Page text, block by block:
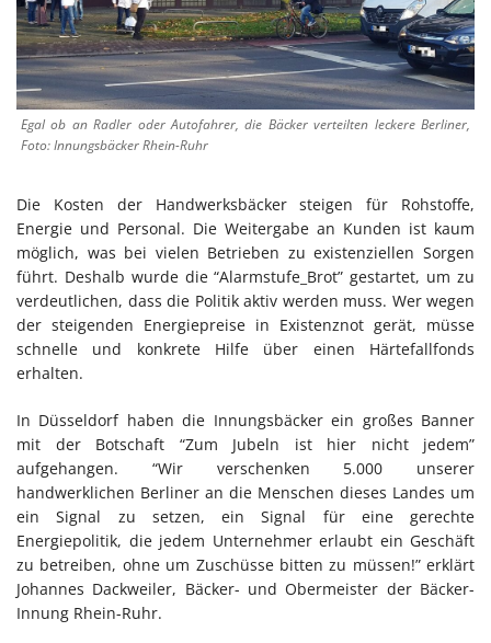
Egal ob an Radler oder Autofahrer, die Bäcker verteilten leckere Berliner,
Foto: Innungsbäcker Rhein-Ruhr
Die Kosten der Handwerksbäcker steigen für Rohstoffe,
Energie und Personal. Die Weitergabe an Kunden ist kaum
möglich, was bei vielen Betrieben zu existenziellen Sorgen
führt. Deshalb wurde die “Alarmstufe_Brot” gestartet, um zu
verdeutlichen, dass die Politik aktiv werden muss. Wer wegen
der steigenden Energiepreise in Existenznot gerät, müsse
schnelle und konkrete Hilfe über einen Härtefallfonds
erhalten.
In Düsseldorf haben die Innungsbäcker ein großes Banner
mit der Botschaft “Zum Jubeln ist hier nicht jedem”
aufgehangen. “Wir verschenken 5.000 unserer
handwerklichen Berliner an die Menschen dieses Landes um
ein Signal zu setzen, ein Signal für eine gerechte
Energiepolitik, die jedem Unternehmer erlaubt ein Geschäft
zu betreiben, ohne um Zuschüsse bitten zu müssen!” erklärt
Johannes Dackweiler, Bäcker- und Obermeister der Bäcker-
Innung Rhein-Ruhr.